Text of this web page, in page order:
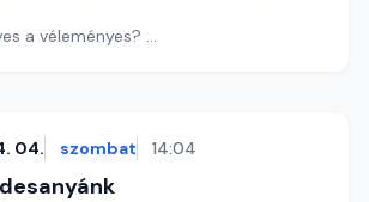
a véleményes?
04. szombat 14:04